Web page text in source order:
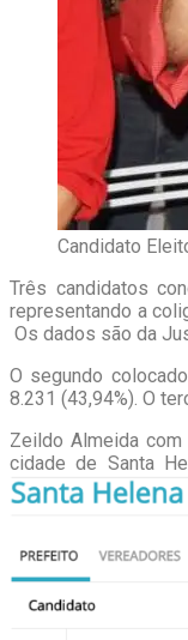
Candidato
Três candidatos
representando a
Os dados são da
O segundo
8.231 (43,94%). O
Zeildo Almeida
cidade de Santa